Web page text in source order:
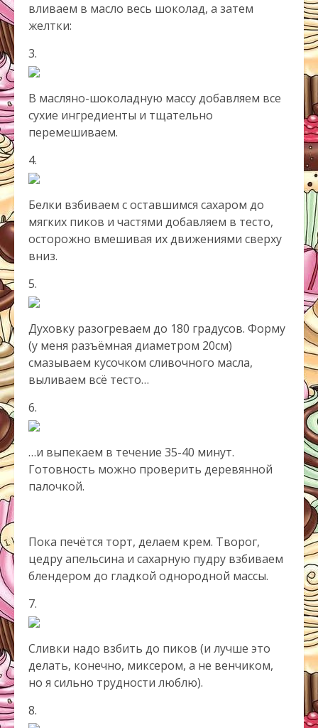
вливаем в масло весь шоколад, а затем
желтки:
3.
В масляно-шоколадную массу добавляем все
сухие ингредиенты и тщательно
перемешиваем.
4.
Белки взбиваем с оставшимся сахаром до
мягких пиков и частями добавляем в тесто,
осторожно вмешивая их движениями сверху
вниз.
5.
Духовку разогреваем до 180 градусов. Форму
(у меня разъёмная диаметром 20см)
смазываем кусочком сливочного масла,
выливаем всё тесто…
6.
…и выпекаем в течение 35-40 минут.
Готовность можно проверить деревянной
палочкой.
Пока печётся торт, делаем крем. Творог,
цедру апельсина и сахарную пудру взбиваем
блендером до гладкой однородной массы.
7.
Сливки надо взбить до пиков (и лучше это
делать, конечно, миксером, а не венчиком,
но я сильно трудности люблю).
8.